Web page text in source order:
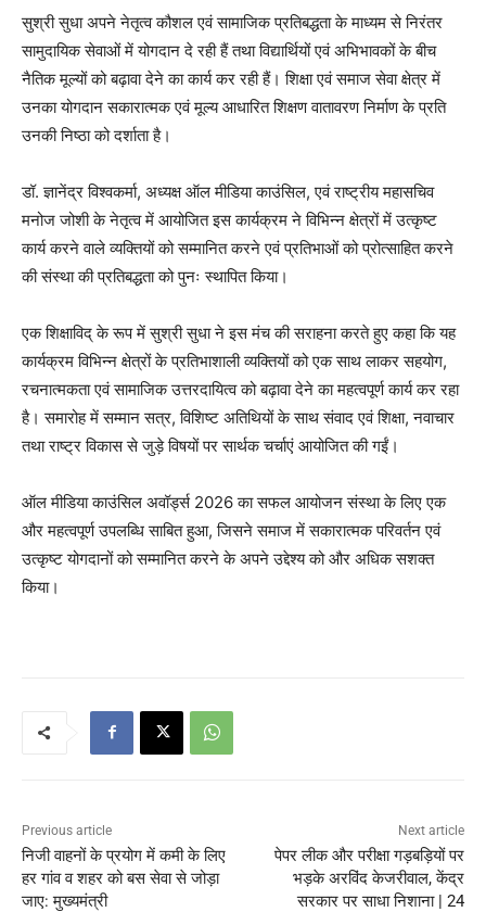
सुश्री सुधा अपने नेतृत्व कौशल एवं सामाजिक प्रतिबद्धता के माध्यम से निरंतर
सामुदायिक सेवाओं में योगदान दे रही हैं तथा विद्यार्थियों एवं अभिभावकों के बीच
नैतिक मूल्यों को बढ़ावा देने का कार्य कर रही हैं। शिक्षा एवं समाज सेवा क्षेत्र में
उनका योगदान सकारात्मक एवं मूल्य आधारित शिक्षण वातावरण निर्माण के प्रति
उनकी निष्ठा को दर्शाता है।
डॉ. ज्ञानेंद्र विश्वकर्मा, अध्यक्ष ऑल मीडिया काउंसिल, एवं राष्ट्रीय महासचिव
मनोज जोशी के नेतृत्व में आयोजित इस कार्यक्रम ने विभिन्न क्षेत्रों में उत्कृष्ट
कार्य करने वाले व्यक्तियों को सम्मानित करने एवं प्रतिभाओं को प्रोत्साहित करने
की संस्था की प्रतिबद्धता को पुनः स्थापित किया।
एक शिक्षाविद् के रूप में सुश्री सुधा ने इस मंच की सराहना करते हुए कहा कि यह
कार्यक्रम विभिन्न क्षेत्रों के प्रतिभाशाली व्यक्तियों को एक साथ लाकर सहयोग,
रचनात्मकता एवं सामाजिक उत्तरदायित्व को बढ़ावा देने का महत्वपूर्ण कार्य कर रहा
है। समारोह में सम्मान सत्र, विशिष्ट अतिथियों के साथ संवाद एवं शिक्षा, नवाचार
तथा राष्ट्र विकास से जुड़े विषयों पर सार्थक चर्चाएं आयोजित की गईं।
ऑल मीडिया काउंसिल अवॉर्ड्स 2026 का सफल आयोजन संस्था के लिए एक
और महत्वपूर्ण उपलब्धि साबित हुआ, जिसने समाज में सकारात्मक परिवर्तन एवं
उत्कृष्ट योगदानों को सम्मानित करने के अपने उद्देश्य को और अधिक सशक्त
किया।
Previous article
निजी वाहनों के प्रयोग में कमी के लिए
हर गांव व शहर को बस सेवा से जोड़ा
जाए: मुख्यमंत्री
Next article
पेपर लीक और परीक्षा गड़बड़ियों पर
भड़के अरविंद केजरीवाल, केंद्र
सरकार पर साधा निशाना | 24